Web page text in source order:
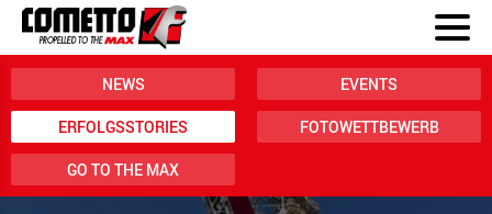
NEWS EVENTS
ERFOLGSSTORIES FOTOWETTBEWERB
GO TO THE MAX